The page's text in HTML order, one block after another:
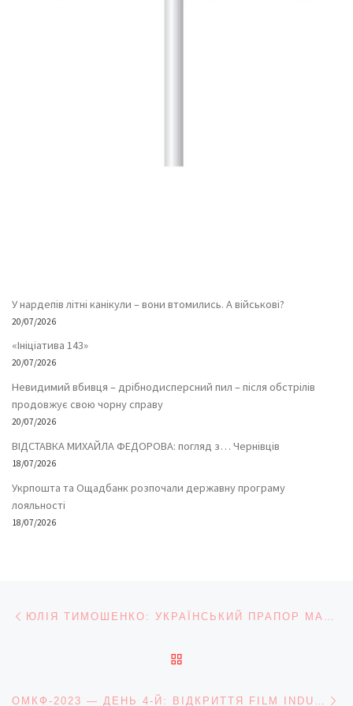
У нардепів літні канікули – вони втомились. А військові?
20/07/2026
«Ініціатива 143»
20/07/2026
Невидимий вбивця – дрібнодисперсний пил – після обстрілів
продовжує свою чорну справу
20/07/2026
ВІДСТАВКА МИХАЙЛА ФЕДОРОВА: погляд з… Чернівців
18/07/2026
Укрпошта та Ощадбанк розпочали державну програму
лояльності
18/07/2026
Навігація записів